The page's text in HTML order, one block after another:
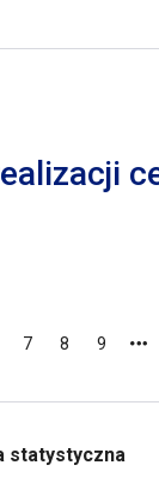
Strona
7
Strona
8
Strona
9
statystyczna